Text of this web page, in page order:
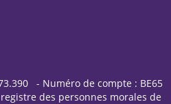
- Numéro de compte : BE65
des personnes morales de